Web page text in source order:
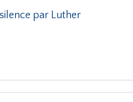
par Luther